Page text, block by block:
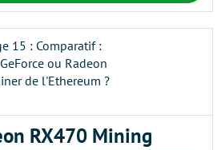
RX470 Mining